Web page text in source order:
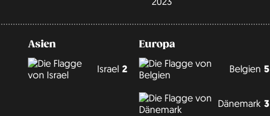
Asien
Israel 2
Europa
Belgien 5
Dänemark 3